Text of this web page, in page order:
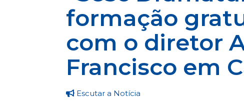
formação
com o diretor
Francisco em
Escutar a Notícia